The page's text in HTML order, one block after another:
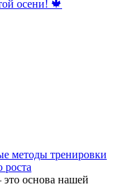
осени! 🍁
методы тренировки
роста
это основа нашей